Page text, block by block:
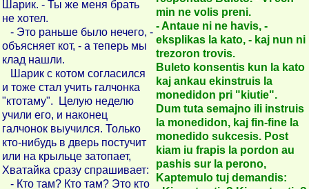
Шарик. - Ты же меня брать
не хотел.
- Это раньше было нечего, -
объясняет кот, - а теперь мы
клад нашли.
Шарик с котом согласился
и тоже стал учить галчонка
"ктотаму". Целую неделю
учили его, и наконец
галчонок выучился. Только
кто-нибудь в дверь постучит
или на крыльце затопает,
Хватайка сразу спрашивает:
- Кто там? Кто там? Это кто
min ne volis preni.
- Antaue ni ne havis, -
eksplikas la kato, - kaj nun ni
trezoron trovis.
Buleto konsentis kun la kato
kaj ankau ekinstruis la
monedidon pri "kiutie".
Dum tuta semajno ili instruis
la monedidon, kaj fin-fine la
monedido sukcesis. Post
kiam iu frapis la pordon au
pashis sur la perono,
Kaptemulo tuj demandis: